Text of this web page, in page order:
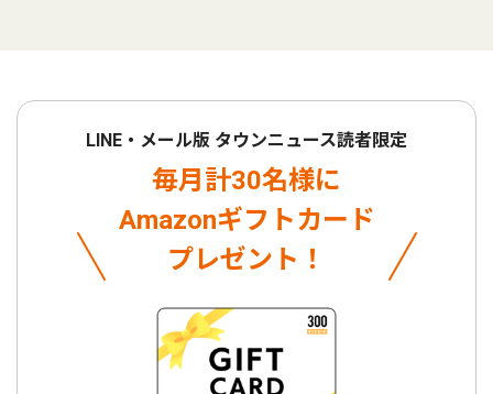
LINE・メール版 タウンニュース読者限定
毎月計30名様に
Amazonギフトカード
プレゼント！